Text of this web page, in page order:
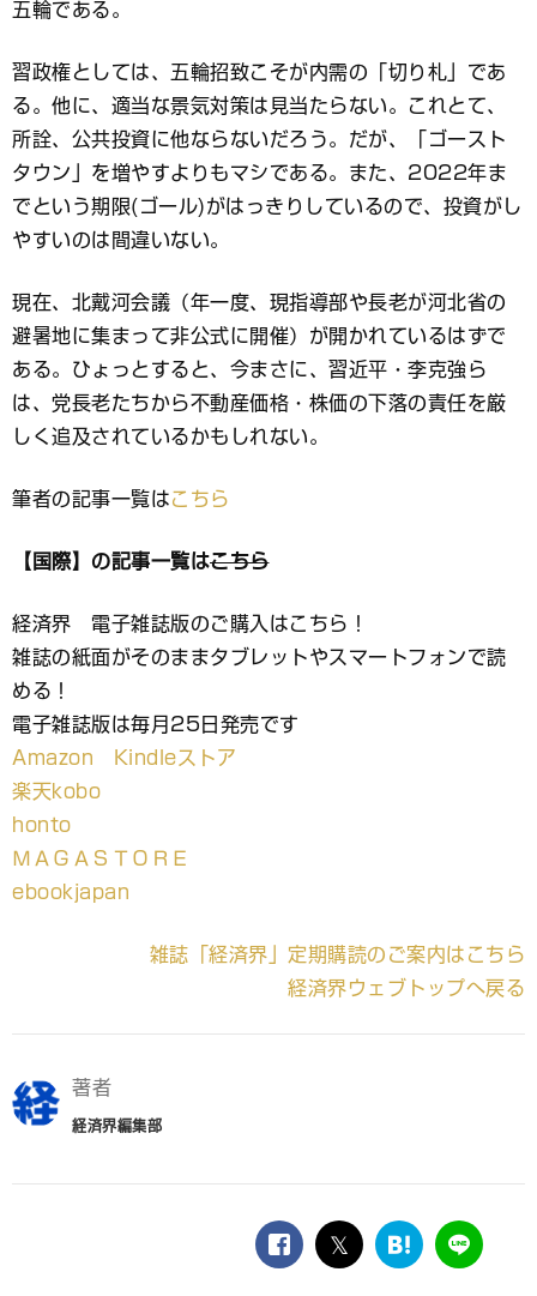
五輪である。
習政権としては、五輪招致こそが内需の「切り札」であ
る。他に、適当な景気対策は見当たらない。これとて、
所詮、公共投資に他ならないだろう。だが、「ゴースト
タウン」を増やすよりもマシである。また、2022年ま
でという期限(ゴール)がはっきりしているので、投資がし
やすいのは間違いない。
現在、北戴河会議（年一度、現指導部や長老が河北省の
避暑地に集まって非公式に開催）が開かれているはずで
ある。ひょっとすると、今まさに、習近平・李克強ら
は、党長老たちから不動産価格・株価の下落の責任を厳
しく追及されているかもしれない。
筆者の記事一覧はこちら
【国際】の記事一覧はこちら
経済界 電子雑誌版のご購入はこちら！
雑誌の紙面がそのままタブレットやスマートフォンで読
める！
電子雑誌版は毎月25日発売です
Amazon Kindleストア
楽天kobo
honto
ＭＡＧＡＳＴＯＲＥ
ebookjapan
雑誌「経済界」定期購読のご案内はこちら
経済界ウェブトップへ戻る
著者
経済界編集部
facebook
twitter
は
LINE